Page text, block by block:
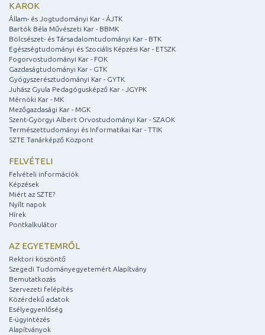
KAROK
Állam- és Jogtudományi Kar - ÁJTK
Bartók Béla Művészeti Kar - BBMK
Bölcsészet- és Társadalomtudományi Kar - BTK
Egészségtudományi és Szociális Képzési Kar - ETSZK
Fogorvostudományi Kar - FOK
Gazdaságtudományi Kar - GTK
Gyógyszerésztudományi Kar - GYTK
Juhász Gyula Pedagógusképző Kar - JGYPK
Mérnöki Kar - MK
Mezőgazdasági Kar - MGK
Szent-Györgyi Albert Orvostudományi Kar - SZAOK
Természettudományi és Informatikai Kar - TTIK
SZTE Tanárképző Központ
FELVÉTELI
Felvételi információk
Képzések
Miért az SZTE?
Nyílt napok
Hírek
Pontkalkulátor
AZ EGYETEMRŐL
Rektori köszöntő
Szegedi Tudományegyetemért Alapítvány
Bemutatkozás
Szervezeti felépítés
Közérdekű adatok
Esélyegyenlőség
E-ügyintézés
Alapítványok